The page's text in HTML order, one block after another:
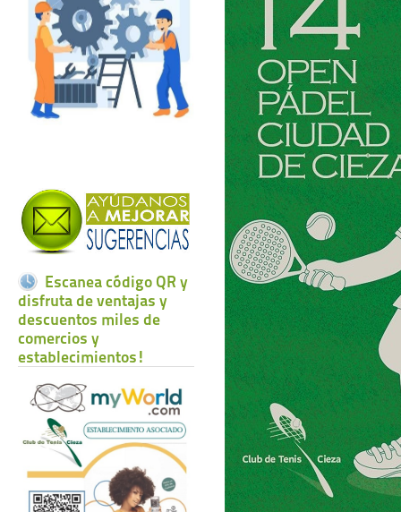
Escanea código QR y
disfruta de ventajas y
descuentos miles de
comercios y
establecimientos!